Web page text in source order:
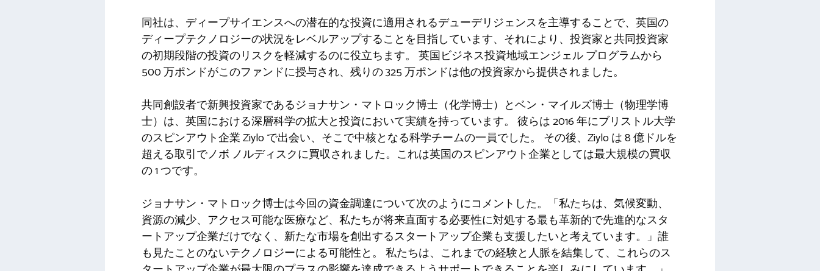
同社は、ディープサイエンスへの潜在的な投資に適用されるデューデリジェンスを主導することで、英国の
ディープテクノロジーの状況をレベルアップすることを目指しています、それにより、投資家と共同投資家
の初期段階の投資のリスクを軽減するのに役立ちます。 英国ビジネス投資地域エンジェル プログラムから
500 万ポンドがこのファンドに授与され、残りの 325 万ポンドは他の投資家から提供されました。
共同創設者で新興投資家であるジョナサン・マトロック博士（化学博士）とベン・マイルズ博士（物理学博
士）は、英国における深層科学の拡大と投資において実績を持っています。 彼らは 2016 年にブリストル大学
のスピンアウト企業 Ziylo で出会い、そこで中核となる科学チームの一員でした。 その後、Ziylo は 8 億ドルを
超える取引でノボ ノルディスクに買収されました。これは英国のスピンアウト企業としては最大規模の買収
の 1 つです。
ジョナサン・マトロック博士は今回の資金調達について次のようにコメントした。「私たちは、気候変動、
資源の減少、アクセス可能な医療など、私たちが将来直面する必要性に対処する最も革新的で先進的なスタ
ートアップ企業だけでなく、新たな市場を創出するスタートアップ企業も支援したいと考えています。」誰
も見たことのないテクノロジーによる可能性と。 私たちは、これまでの経験と人脈を結集して、これらのス